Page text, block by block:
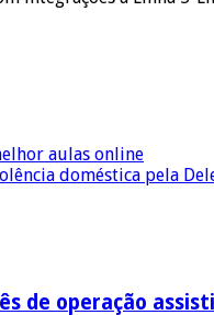
aulas online
doméstica pela
de operação